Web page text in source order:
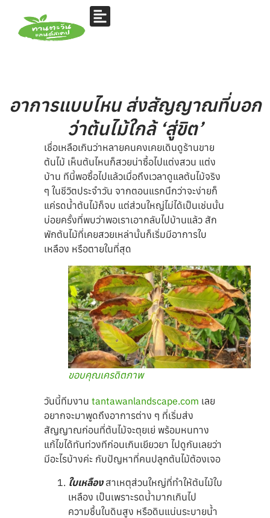
อาการแบบไหน ส่งสัญญาณที่บอก
ว่าต้นไม้ใกล้ ‘สู่ขิต’
เชื่อเหลือเกินว่าหลายคนคงเคยเดินดูร้านขาย
ต้นไม้ เห็นต้นไหนก็สวยน่าซื้อไปแต่งสวน แต่ง
บ้าน ทีนี้พอซื้อไปแล้วเมื่อถึงเวลาดูแลต้นไม้จริง
ๆ ในชีวิตประจำวัน จากตอนแรกนึกว่าจะง่ายก็
แค่รดน้ำต้นไม้ก็จบ แต่ส่วนใหญ่ไม่ได้เป็นเช่นนั้น
บ่อยครั้งที่พบว่าพอเราเอากลับไปบ้านแล้ว สัก
พักต้นไม้ที่เคยสวยเหล่านั้นก็เริ่มมีอาการใบ
เหลือง หรือตายในที่สุด
ขอบคุณเครดิตภาพ
วันนี้ทีมงาน tantawanlandscape.com เลย
อยากจะมาพูดถึงอาการต่าง ๆ ที่เริ่มส่ง
สัญญาณก่อนที่ต้นไม้จะตุยเย่ พร้อมหนทาง
แก้ไขได้ทันท่วงทีก่อนเกินเยียวยา ไปดูกันเลยว่า
มีอะไรบ้างค่ะ กับปัญหาที่คนปลูกต้นไม้ต้องเจอ
ใบเหลืองสาเหตุส่วนใหญ่ที่ทำให้ต้นไม้ใบ
เหลือง เป็นเพราะรดน้ำมากเกินไป
ความชื้นในดินสูง หรือดินแน่นระบายน้ำ